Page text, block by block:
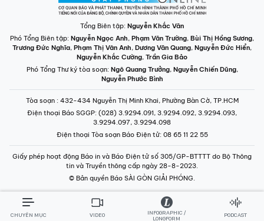
Tổng Biên tập: Nguyễn Khắc Văn
Phó Tổng Biên tập: Nguyễn Ngọc Anh, Phạm Văn Trường, Bùi Thị Hồng Sương,
Trương Đức Nghĩa, Phạm Thị Vân Anh, Dương Văn Quang, Nguyễn Đức Hiển,
Nguyễn Khắc Cường, Trần Gia Bảo
Phó Tổng Thư ký tòa soạn: Ngô Quang Trưởng, Nguyễn Chiến Dũng,
Nguyễn Phước Bình
Tòa soạn : 432-434 Nguyễn Thị Minh Khai, Phường Bàn Cờ, TP.HCM
Điện thoại Báo SGGP: (028) 3.9294.091, 3.9294.092, 3.9294.093,
3.9294.097, 3.9294.098
Điện thoại Tòa soạn Báo Điện tử: 08 65 11 22 55
Giấy phép hoạt động Báo in và Báo Điện tử số 305/GP-BTTTT do Bộ Thông
tin và Truyền thông cấp ngày 28-8-2023.
© Bản quyền Báo SÀI GÒN GIẢI PHÓNG.
CHUYÊN MỤC VIDEO
INFOGRAPHIC /
LONGFORM
PODCAST